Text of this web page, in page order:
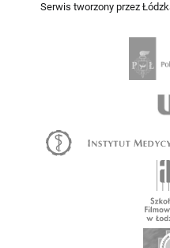
Serwis tworzony przez